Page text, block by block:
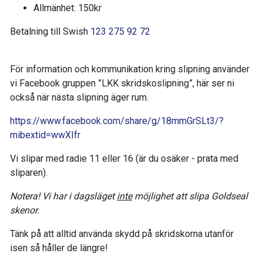
Allmänhet: 150kr
Betalning till Swish 123 275 92 72
För information och kommunikation kring slipning använder
vi Facebook gruppen ”LKK skridskoslipning”, här ser ni
också när nästa slipning äger rum.
https://www.facebook.com/share/g/18mmGrSLt3/?
mibextid=wwXIfr
Vi slipar med radie 11 eller 16 (är du osäker - prata med
sliparen).
Notera! Vi har i dagslägetintemöjlighet att slipa Goldseal
skenor.
Tänk på att alltid använda skydd på skridskorna utanför
isen så håller de längre!